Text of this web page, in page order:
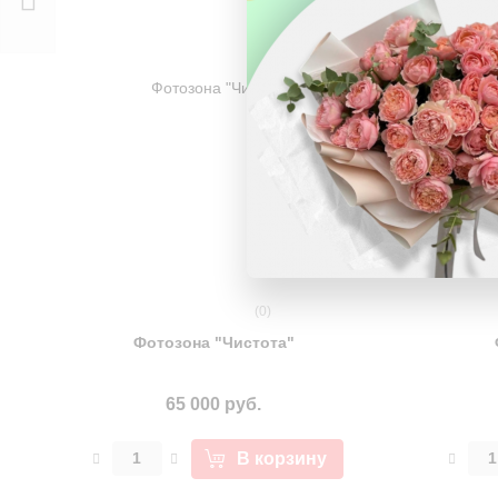
(0)
Фотозона "Чистота"
65 000 руб.
В корзину